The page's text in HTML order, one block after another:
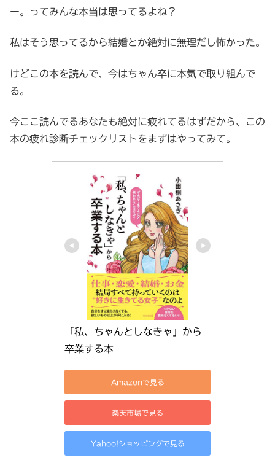
ー。ってみんな本当は思ってるよね？
私はそう思ってるから結婚とか絶対に無理だし怖かった。
けどこの本を読んで、今はちゃん卒に本気で取り組んで
る。
今ここ読んでるあなたも絶対に疲れてるはずだから、この
本の疲れ診断チェックリストをまずはやってみて。
「私、ちゃんとしなきゃ」から
卒業する本
Amazonで見る
楽天市場で見る
Yahoo!ショッピングで見る